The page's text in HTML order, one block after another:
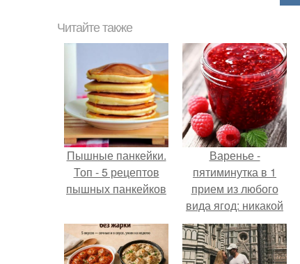
Читайте также
Пышные панкейки.
Топ - 5 рецептов
пышных панкейков
Варенье -
пятиминутка в 1
прием из любого
вида ягод: никакой
длительной варки,
все витамины на
месте!